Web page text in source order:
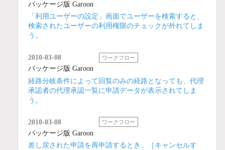
パッケージ版 Garoon
「利用ユーザーの設定」画面でユーザーを検索すると、
検索されたユーザーの利用権限のチェックが外れてしま
う。
2010-03-08 ワークフロー
パッケージ版 Garoon
経路分岐条件によって回覧のみの経路となっても、代理
承認者の代理承認一覧に申請データが表示されてしま
う。
2010-03-08 ワークフロー
パッケージ版 Garoon
差し戻された申請を再申請するとき、［キャンセルす